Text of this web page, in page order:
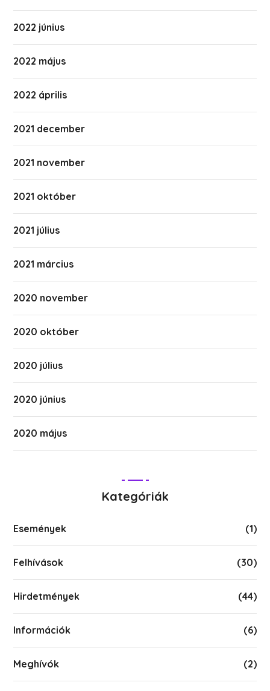
2022 június
2022 május
2022 április
2021 december
2021 november
2021 október
2021 július
2021 március
2020 november
2020 október
2020 július
2020 június
2020 május
Kategóriák
Események (1)
Felhívások (30)
Hirdetmények (44)
Információk (6)
Meghívók (2)